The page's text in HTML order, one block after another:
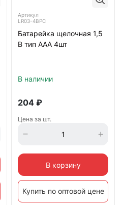
Артикул
LR03-4BPC
Батарейка щелочная 1,5
В тип ААА 4шт
В наличии
204 ₽
Цена за шт.
В корзину
Купить по оптовой цене